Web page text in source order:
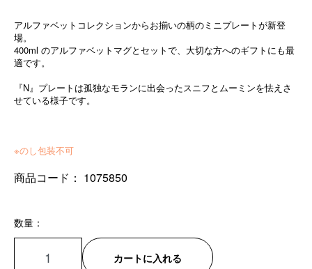
アルファベットコレクションからお揃いの柄のミニプレートが新登
場。
400ml のアルファベットマグとセットで、大切な方へのギフトにも最
適です。
『N』プレートは孤独なモランに出会ったスニフとムーミンを怯えさ
せている様子です。
※のし包装不可
商品コード： 1075850
数量：
カートに入れる